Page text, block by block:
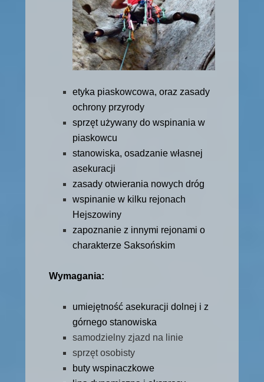
etyka piaskowcowa, oraz zasady
ochrony przyrody
sprzęt używany do wspinania w
piaskowcu
stanowiska, osadzanie własnej
asekuracji
zasady otwierania nowych dróg
wspinanie w kilku rejonach
Hejszowiny
zapoznanie z innymi rejonami o
charakterze Saksońskim
Wymagania:
umiejętność asekuracji dolnej i z
górnego stanowiska
samodzielny zjazd na linie
sprzęt osobisty
buty wspinaczkowe